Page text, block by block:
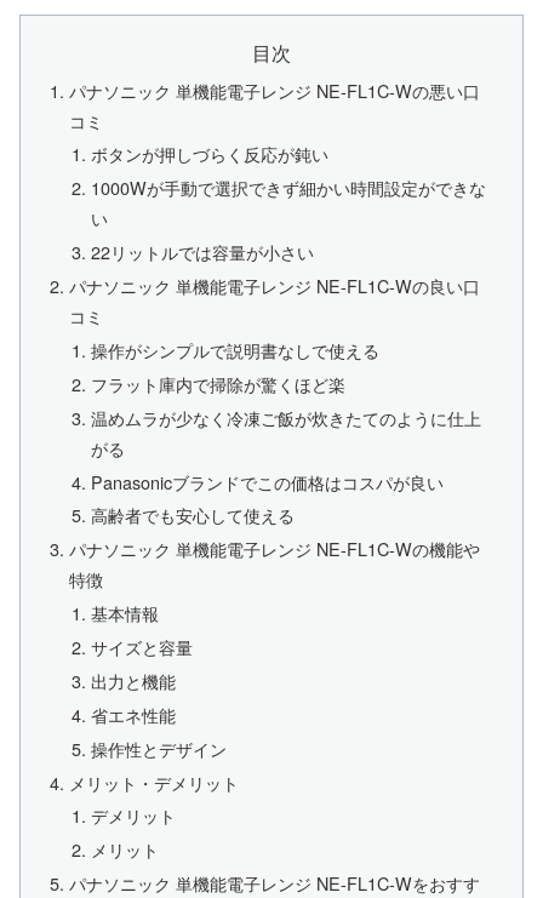
目次
パナソニック 単機能電子レンジ NE-FL1C-Wの悪い口
コミ
ボタンが押しづらく反応が鈍い
1000Wが手動で選択できず細かい時間設定ができな
い
22リットルでは容量が小さい
パナソニック 単機能電子レンジ NE-FL1C-Wの良い口
コミ
操作がシンプルで説明書なしで使える
フラット庫内で掃除が驚くほど楽
温めムラが少なく冷凍ご飯が炊きたてのように仕上
がる
Panasonicブランドでこの価格はコスパが良い
高齢者でも安心して使える
パナソニック 単機能電子レンジ NE-FL1C-Wの機能や
特徴
基本情報
サイズと容量
出力と機能
省エネ性能
操作性とデザイン
メリット・デメリット
デメリット
メリット
パナソニック 単機能電子レンジ NE-FL1C-Wをおすす